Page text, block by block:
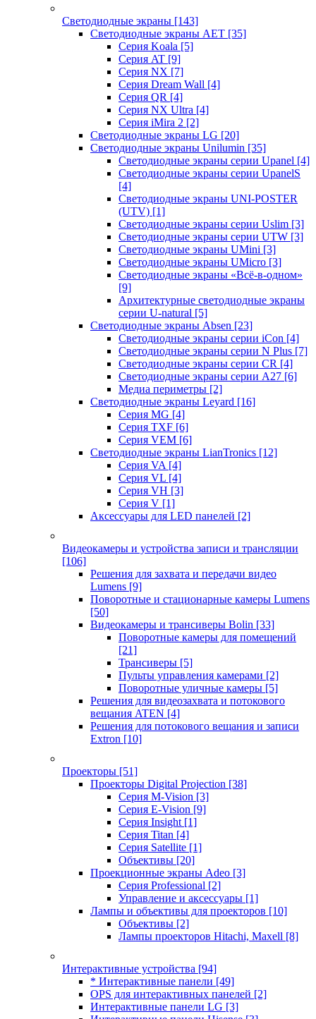
Светодиодные экраны [143]
Светодиодные экраны AET [35]
Cерия Koala [5]
Серия AT [9]
Серия NX [7]
Серия Dream Wall [4]
Серия QR [4]
Серия NX Ultra [4]
Серия iMira 2 [2]
Светодиодные экраны LG [20]
Светодиодные экраны Unilumin [35]
Светодиодные экраны серии Upanel [4]
Светодиодные экраны серии UpanelS
[4]
Светодиодные экраны UNI-POSTER
(UTV) [1]
Светодиодные экраны серии Uslim [3]
Светодиодные экраны серии UTW [3]
Светодиодные экраны UMini [3]
Светодиодные экраны UMicro [3]
Светодиодные экраны «Всё-в-одном»
[9]
Архитектурные светодиодные экраны
серии U-natural [5]
Светодиодные экраны Absen [23]
Светодиодные экраны серии iCon [4]
Светодиодные экраны серии N Plus [7]
Светодиодные экраны серии CR [4]
Светодиодные экраны серии А27 [6]
Медиа периметры [2]
Светодиодные экраны Leyard [16]
Серия MG [4]
Серия TXF [6]
Серия VEM [6]
Светодиодные экраны LianTronics [12]
Серия VA [4]
Серия VL [4]
Серия VH [3]
Серия V [1]
Аксессуары для LED панелей [2]
Видеокамеры и устройства записи и трансляции
[106]
Решения для захвата и передачи видео
Lumens [9]
Поворотные и стационарные камеры Lumens
[50]
Видеокамеры и трансиверы Bolin [33]
Поворотные камеры для помещений
[21]
Трансиверы [5]
Пульты управления камерами [2]
Поворотные уличные камеры [5]
Решения для видеозахвата и потокового
вещания ATEN [4]
Решения для потокового вещания и записи
Extron [10]
Проекторы [51]
Проекторы Digital Projection [38]
Серия M-Vision [3]
Серия E-Vision [9]
Серия Insight [1]
Серия Titan [4]
Серия Satellite [1]
Объективы [20]
Проекционные экраны Adeo [3]
Серия Professional [2]
Управление и аксессуары [1]
Лампы и объективы для проекторов [10]
Объективы [2]
Лампы проекторов Hitachi, Maxell [8]
Интерактивные устройства [94]
* Интерактивные панели [49]
OPS для интерактивных панелей [2]
Интерактивные панели LG [3]